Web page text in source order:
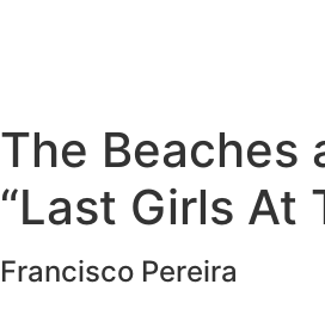
The Beaches
“Last Girls At
Francisco Pereira